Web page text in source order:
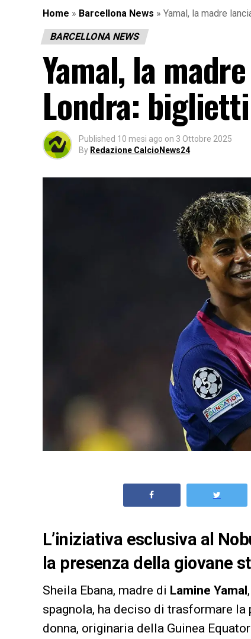
Home » Barcellona News » Yamal, la madre
BARCELLONA NEWS
Yamal, la
Londra:
Published 10 mesi ago on 3 Ottobre 2025
By Redazione CalcioNews24
L’iniziativa esclusiva al
la presenza della giovane
Sheila Ebana, madre di Lamine Yamal
spagnola, ha deciso di trasformare la
donna, originaria della Guinea